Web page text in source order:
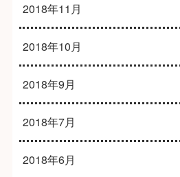
2018年11月
2018年10月
2018年9月
2018年7月
2018年6月